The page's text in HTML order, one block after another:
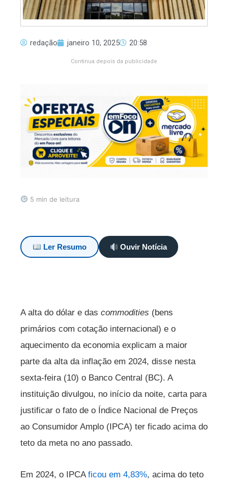
redação janeiro 10, 2025 20:58
Continua depois da publicidade
5 min de leitura
Ler Resumo Ouvir Notícia
A alta do dólar e das commodities (bens
primários com cotação internacional) e o
aquecimento da economia explicam a maior
parte da alta da inflação em 2024, disse nesta
sexta-feira (10) o Banco Central (BC). A
instituição divulgou, no início da noite, carta para
justificar o fato de o Índice Nacional de Preços
ao Consumidor Amplo (IPCA) ter ficado acima do
teto da meta no ano passado.
Em 2024, o IPCAficou em 4,83%, acima do teto